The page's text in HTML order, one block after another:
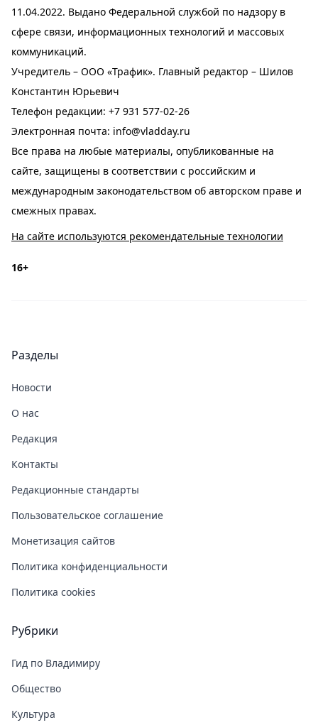
11.04.2022. Выдано Федеральной службой по надзору в
сфере связи, информационных технологий и массовых
коммуникаций.
Учредитель – ООО «Трафик». Главный редактор – Шилов
Константин Юрьевич
Телефон редакции: +7 931 577-02-26
Электронная почта: info@vladday.ru
Все права на любые материалы, опубликованные на
сайте, защищены в соответствии с российским и
международным законодательством об авторском праве и
смежных правах.
На сайте используются рекомендательные технологии
16+
Разделы
Новости
О нас
Редакция
Контакты
Редакционные стандарты
Пользовательское соглашение
Монетизация сайтов
Политика конфиденциальности
Политика cookies
Рубрики
Гид по Владимиру
Общество
Культура